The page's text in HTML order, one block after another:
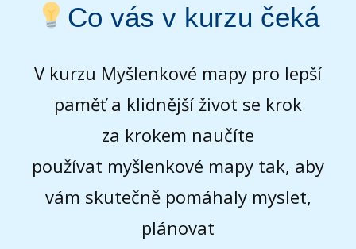
Co vás v kurzu čeká
V kurzu Myšlenkové mapy pro lepší
paměť a klidnější život se krok
za krokem naučíte
používat myšlenkové mapy tak, aby
vám skutečně pomáhaly myslet,
plánovat